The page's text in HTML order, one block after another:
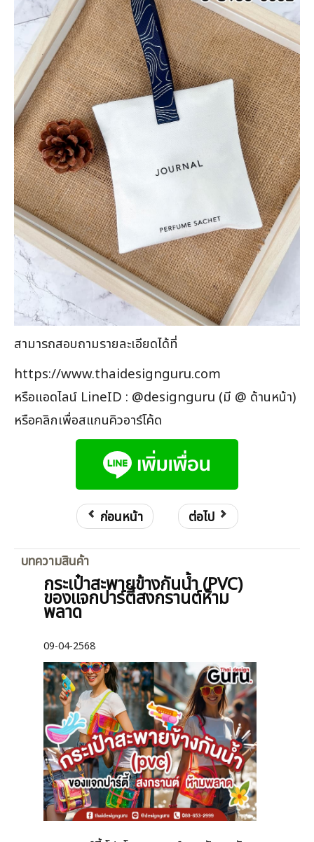
สามารถสอบถามรายละเอียดได้ที่
https://www.thaidesignguru.com
หรือแอดไลน์ LineID : @designguru (มี @ ด้านหน้า)
หรือคลิกเพื่อสแกนคิวอาร์โค้ด
ก่อนหน้า ต่อไป
บทความสินค้า
กระเป๋าสะพายข้างกันน้ำ (PVC)
ของแจกปาร์ตี้สงกรานต์ห้าม
พลาด
09-04-2568